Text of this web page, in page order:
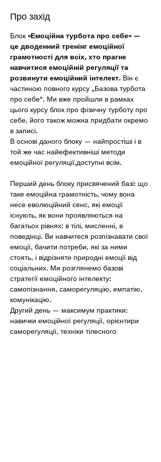
Про захід
Блок «Емоційна турбота про себе» —
це дводенний тренінг емоційної
грамотності для всіх, хто прагне
навчитися емоційній регуляції та
розвинути емоційний інтелект. Він є
частиною повного курсу „Базова турбота
про себе“. Ми вже пройшли в рамках
цього курсу блок про фізичну турботу про
себе, його також можна придбати окремо
в записі.
В основі даного блоку — найпростіші і в
той же час найефективніші методи
емоційної регуляції,доступні всім.
Перший день блоку присвячений базі: що
таке емоційна грамотність, чому вона
несе еволюційний сенс, які емоції
існують, як вони проявляються на
багатьох рівнях: в тілі, мисленні, в
поведінці. Ви навчитеся розпізнавати свої
емоції, бачити потреби, які за ними
стоять, і відрізняти природні емоції від
соціальних. Ми розглянемо базові
стратегії емоційного інтелекту:
самопізнання, саморегуляцію, емпатію,
комунікацію.
Другий день — максимум практики:
навички емоційної регуляції, орієнтири
саморегуляції, техніки тілесного